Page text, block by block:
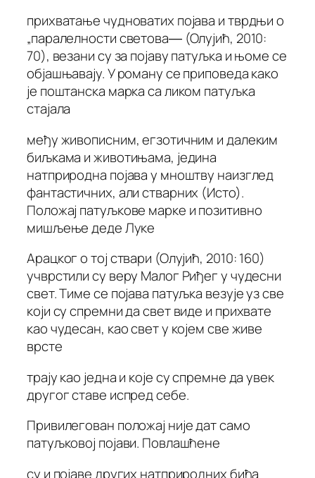
прихватање чудноватих појава и тврдњи о
„паралелности светова― (Олујић, 2010:
70), везани су за појаву патуљка и њоме се
објашњавају. У роману се приповеда како
је поштанска марка са ликом патуљка
стајала
међу живописним, егзотичним и далеким
биљкама и животињама, једина
натприродна појава у мноштву наизглед
фантастичних, али стварних (Исто).
Положај патуљкове марке и позитивно
мишљење деде Луке
Арацког о тој ствари (Олујић, 2010: 160)
учврстили су веру Малог Риђег у чудесни
свет. Тиме се појава патуљка везује уз све
који су спремни да свет виде и прихвате
као чудесан, као свет у којем све живе
врсте
трају као једна и које су спремне да увек
другог ставе испред себе.
Привилегован положај није дат само
патуљковој појави. Повлашћене
су и појаве других натприродних бића